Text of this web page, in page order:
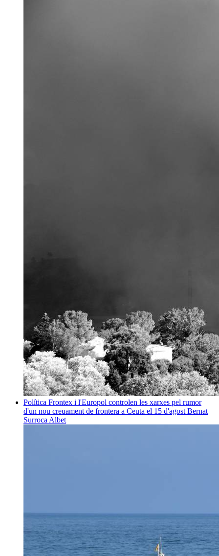
Política Frontex i l'Europol controlen les xarxes pel rumor
d'un nou creuament de frontera a Ceuta el 15 d'agost Bernat
Surroca Albet